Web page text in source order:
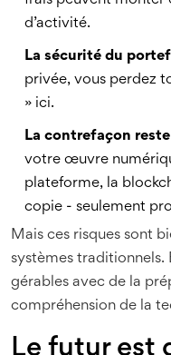
d’activité.
La sécurité du
privée, vous perdez
» ici.
La contrefaçon
votre œuvre
plateforme, la
copie - seulement
Mais ces risques sont
systèmes traditionnels.
gérables avec de la
compréhension de la
Le futur est